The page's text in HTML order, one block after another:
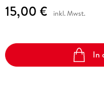
15,00 € inkl. Mwst.
In